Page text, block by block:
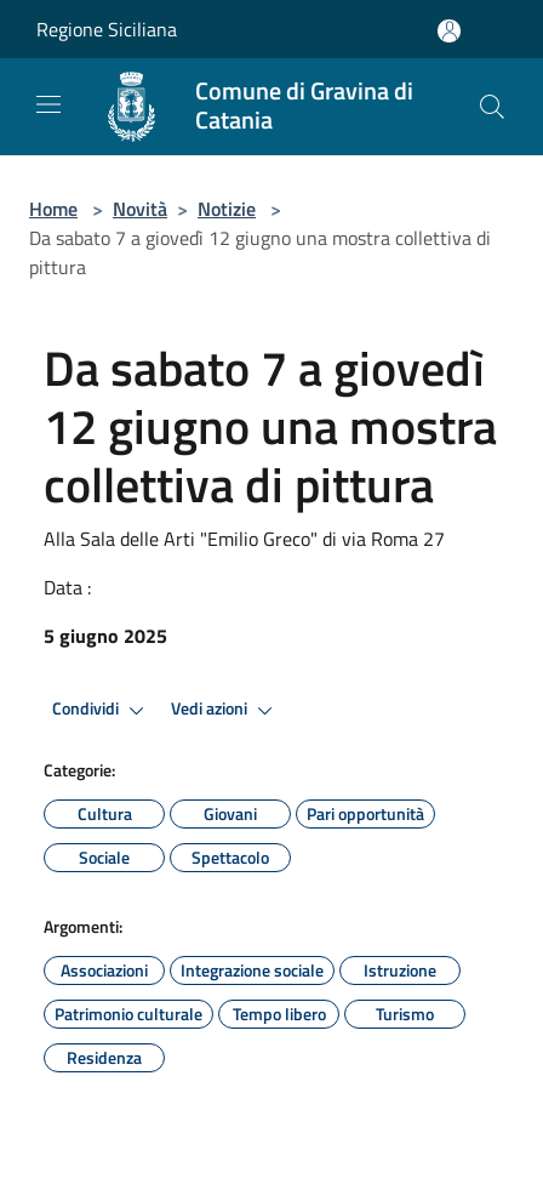
Regione Siciliana
Comune di Gravina di
Catania
Home > Novità > Notizie >
Da sabato 7 a giovedì 12 giugno una mostra collettiva di
pittura
Da sabato 7 a giovedì
12 giugno una mostra
collettiva di pittura
Alla Sala delle Arti "Emilio Greco" di via Roma 27
Data :
5 giugno 2025
Condividi Vedi azioni
Categorie:
Cultura
Giovani
Pari opportunità
Sociale
Spettacolo
Argomenti:
Associazioni
Integrazione sociale
Istruzione
Patrimonio culturale
Tempo libero
Turismo
Residenza